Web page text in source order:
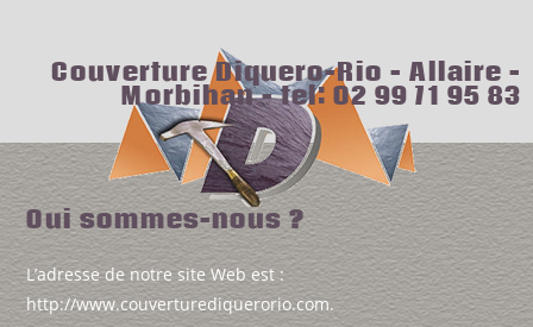
Couverture Diquero-Rio - Allaire -
Morbihan -tel: 02 99 71 95 83
Qui sommes-nous ?
L’adresse de notre site Web est :
http://www.couverturediquerorio.com.